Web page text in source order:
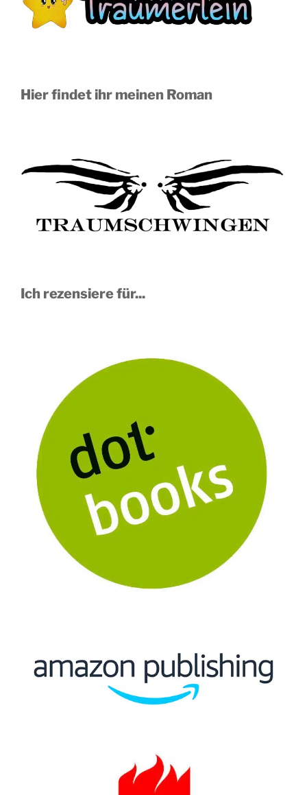
Hier findet ihr meinen Roman
Ich rezensiere für...